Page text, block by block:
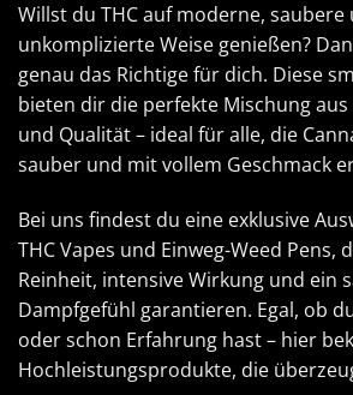
Willst du THC auf moderne, saubere
unkomplizierte Weise genießen?
genau das Richtige für dich. Diese
bieten dir die perfekte Mischung
und Qualität – ideal für alle, die
sauber und mit vollem Geschmack
Bei uns findest du eine exklusive
THC Vapes und Einweg-Weed Pens,
Reinheit, intensive Wirkung und ein
Dampfgefühl garantieren. Egal, ob
oder schon Erfahrung hast – hier
Hochleistungsprodukte, die